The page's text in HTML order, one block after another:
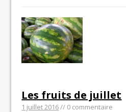
Les fruits de juillet
1 juillet 2016// 0 commentaire